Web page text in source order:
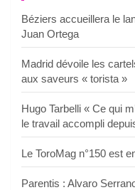
Béziers accueillera le
Juan Ortega
Madrid dévoile les
aux saveurs « torista »
Hugo Tarbelli « Ce qui
le travail accompli
Le ToroMag n°150 est
Parentis : Alvaro